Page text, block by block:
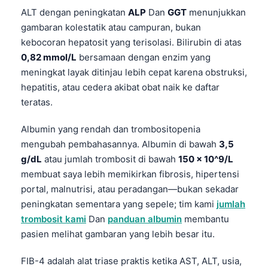
ALT dengan peningkatan ALP Dan GGT menunjukkan
gambaran kolestatik atau campuran, bukan
kebocoran hepatosit yang terisolasi. Bilirubin di atas
0,82 mmol/L bersamaan dengan enzim yang
meningkat layak ditinjau lebih cepat karena obstruksi,
hepatitis, atau cedera akibat obat naik ke daftar
teratas.
Albumin yang rendah dan trombositopenia
mengubah pembahasannya. Albumin di bawah 3,5
g/dL atau jumlah trombosit di bawah 150 × 10^9/L
membuat saya lebih memikirkan fibrosis, hipertensi
portal, malnutrisi, atau peradangan—bukan sekadar
peningkatan sementara yang sepele; tim kami jumlah
trombosit kami Dan panduan albumin membantu
pasien melihat gambaran yang lebih besar itu.
FIB-4 adalah alat triase praktis ketika AST, ALT, usia,
Lietuvių kalba
한국어
Slovenščina
Magyar
Shqip
বাংলা
اردو
मराठी
తెలుగు
ગુજરાતી
ಕನ್ನಡ